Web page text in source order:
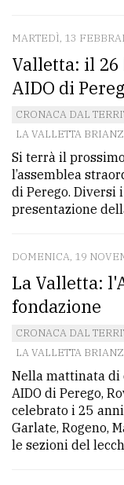
MARTEDÌ, 13
Valletta: il 26
AIDO di
CRONACA DAL
LA VALLETTA
Si terrà il
l’assemblea
di Perego. Diversi
presentazione
DOMENICA, 19
La Valletta:
fondazione
CRONACA DAL
LA VALLETTA
Nella mattinata di
AIDO di Perego,
celebrato i 25
Garlate, Rogeno,
le sezioni del